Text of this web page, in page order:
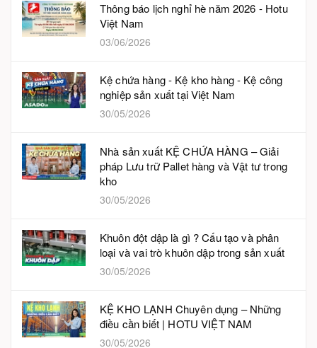
Thông báo lịch nghỉ hè năm 2026 - Hotu
Việt Nam
03/06/2026
Kệ chứa hàng - Kệ kho hàng - Kệ công
nghiệp sản xuất tại Việt Nam
30/05/2026
Nhà sản xuất KỆ CHỨA HÀNG – Giải
pháp Lưu trữ Pallet hàng và Vật tư trong
kho
30/05/2026
Khuôn đột dập là gì ? Cấu tạo và phân
loại và vai trò khuôn dập trong sản xuất
30/05/2026
KỆ KHO LẠNH Chuyên dụng – Những
điều cần biết | HOTU VIỆT NAM
30/05/2026